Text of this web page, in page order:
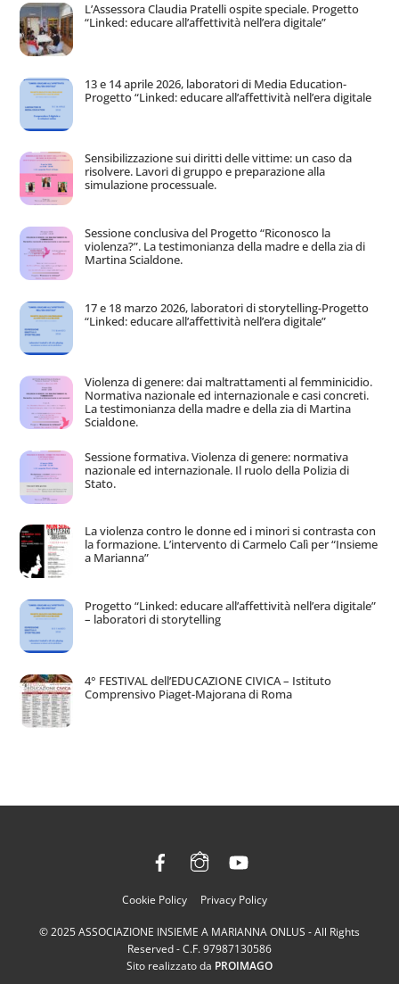
L’Assessora Claudia Pratelli ospite speciale. Progetto
“Linked: educare all’affettività nell’era digitale”
13 e 14 aprile 2026, laboratori di Media Education-
Progetto “Linked: educare all’affettività nell’era digitale
Sensibilizzazione sui diritti delle vittime: un caso da
risolvere. Lavori di gruppo e preparazione alla
simulazione processuale.
Sessione conclusiva del Progetto “Riconosco la
violenza?”. La testimonianza della madre e della zia di
Martina Scialdone.
17 e 18 marzo 2026, laboratori di storytelling-Progetto
“Linked: educare all’affettività nell’era digitale”
Violenza di genere: dai maltrattamenti al femminicidio.
Normativa nazionale ed internazionale e casi concreti.
La testimonianza della madre e della zia di Martina
Scialdone.
Sessione formativa. Violenza di genere: normativa
nazionale ed internazionale. Il ruolo della Polizia di
Stato.
La violenza contro le donne ed i minori si contrasta con
la formazione. L’intervento di Carmelo Calì per “Insieme
a Marianna”
Progetto “Linked: educare all’affettività nell’era digitale”
– laboratori di storytelling
4° FESTIVAL dell’EDUCAZIONE CIVICA – Istituto
Comprensivo Piaget-Majorana di Roma
Back
Top
Facebook
Cookie Policy Privacy Policy
© 2025 ASSOCIAZIONE INSIEME A MARIANNA ONLUS - All Rights
Reserved - C.F. 97987130586
Sito realizzato da PROIMAGO